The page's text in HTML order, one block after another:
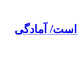
آمادگی